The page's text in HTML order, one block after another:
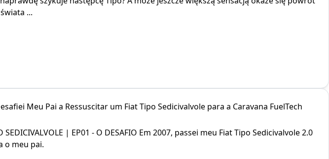
...
Meu Pai a Ressuscitar um Fiat Tipo Sedicivalvole para a Caravana FuelTech
SEDICIVALVOLE | EP01 - O DESAFIO Em 2007, passei meu Fiat Tipo Sedicivalvole 2.0
o meu pai.